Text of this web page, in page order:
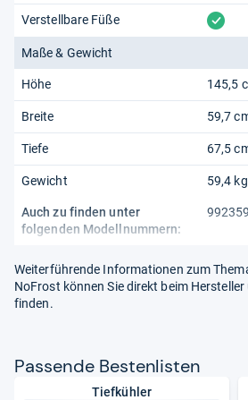
Verstellbare Füße vorhanden
Maße & Gewicht
Höhe 145,5
Breite 59,7
Tiefe 67,5
Gewicht 59,4 kg
Auch zu finden unter
folgenden Modellnummern:
Weiterführende Informationen zum
NoFrost können Sie direkt beim Hersteller
finden.
Pas­sende Bes­ten­lis­ten
Tiefkühler